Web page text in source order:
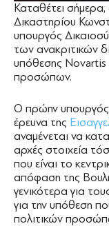
Καταθέτει σήμερα,
Δικαστηρίου
υπουργός
των ανακριτικών
υπόθεσης Novartis
προσώπων.
Ο πρώην υπουργός
έρευνα της
αναμένεται να
αρχές στοιχεία
που είναι το
απόφαση της
γενικότερα για
για την υπόθεση
πολιτικών